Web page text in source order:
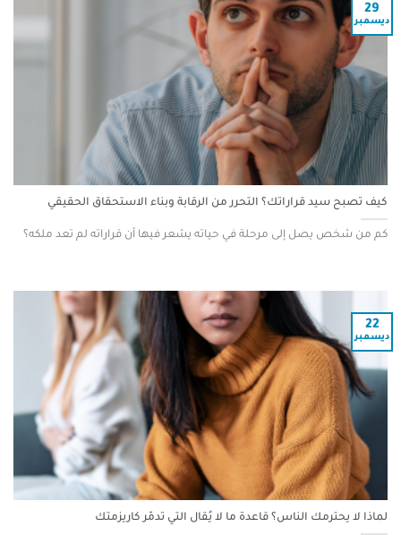
كيف تصبح سيد قراراتك؟ التحرر من الرقابة وبناء الاستحقاق الحقيقي
كم من شخص يصل إلى مرحلة في حياته يشعر فيها أن قراراته لم تعد ملكه؟
29
ديسمبر
لماذا لا يحترمك الناس؟ قاعدة ما لا يُقال التي تدمّر كاريزمتك
22
ديسمبر